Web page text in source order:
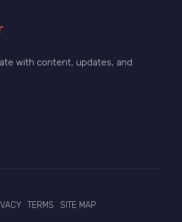
with content, updates, and
TERMS SITE MAP